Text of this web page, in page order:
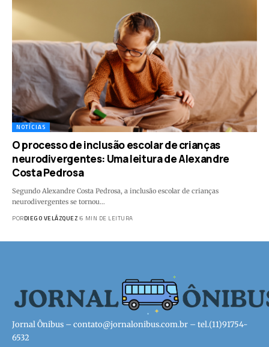
NOTÍCIAS
O processo de inclusão escolar de crianças
neurodivergentes: Uma leitura de Alexandre
Costa Pedrosa
Segundo Alexandre Costa Pedrosa, a inclusão escolar de crianças
neurodivergentes se tornou…
PORDIEGO VELÁZQUEZ 6 MIN DE LEITURA
Jornal Ônibus – contato@jornalonibus.com.br – tel.(11)91754-
6532